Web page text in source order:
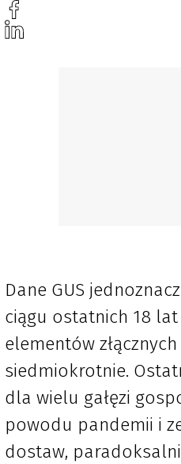
Dane GUS
ciągu ostatnich 18
elementów złącznych
siedmiokrotnie.
dla wielu gałęzi
powodu pandemii i
dostaw,